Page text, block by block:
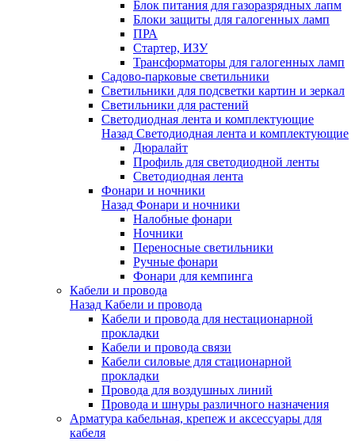
Блок питания для газоразрядных лапм
Блоки защиты для галогенных ламп
ПРА
Стартер, ИЗУ
Трансформаторы для галогенных ламп
Садово-парковые светильники
Светильники для подсветки картин и зеркал
Светильники для растений
Светодиодная лента и комплектующие
Назад Светодиодная лента и комплектующие
Дюралайт
Профиль для светодиодной ленты
Светодиодная лента
Фонари и ночники
Назад Фонари и ночники
Налобные фонари
Ночники
Переносные светильники
Ручные фонари
Фонари для кемпинга
Кабели и провода
Назад Кабели и провода
Кабели и провода для нестационарной
прокладки
Кабели и провода связи
Кабели силовые для стационарной
прокладки
Провода для воздушных линий
Провода и шнуры различного назначения
Арматура кабельная, крепеж и аксессуары для
кабеля